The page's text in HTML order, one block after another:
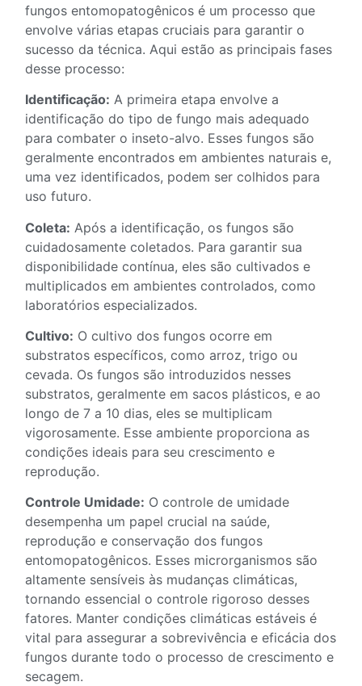
fungos entomopatogênicos é um processo que
envolve várias etapas cruciais para garantir o
sucesso da técnica. Aqui estão as principais fases
desse processo:
Identificação: A primeira etapa envolve a
identificação do tipo de fungo mais adequado
para combater o inseto-alvo. Esses fungos são
geralmente encontrados em ambientes naturais e,
uma vez identificados, podem ser colhidos para
uso futuro.
Coleta: Após a identificação, os fungos são
cuidadosamente coletados. Para garantir sua
disponibilidade contínua, eles são cultivados e
multiplicados em ambientes controlados, como
laboratórios especializados.
Cultivo: O cultivo dos fungos ocorre em
substratos específicos, como arroz, trigo ou
cevada. Os fungos são introduzidos nesses
substratos, geralmente em sacos plásticos, e ao
longo de 7 a 10 dias, eles se multiplicam
vigorosamente. Esse ambiente proporciona as
condições ideais para seu crescimento e
reprodução.
Controle Umidade: O controle de umidade
desempenha um papel crucial na saúde,
reprodução e conservação dos fungos
entomopatogênicos. Esses microrganismos são
altamente sensíveis às mudanças climáticas,
tornando essencial o controle rigoroso desses
fatores. Manter condições climáticas estáveis é
vital para assegurar a sobrevivência e eficácia dos
fungos durante todo o processo de crescimento e
secagem.